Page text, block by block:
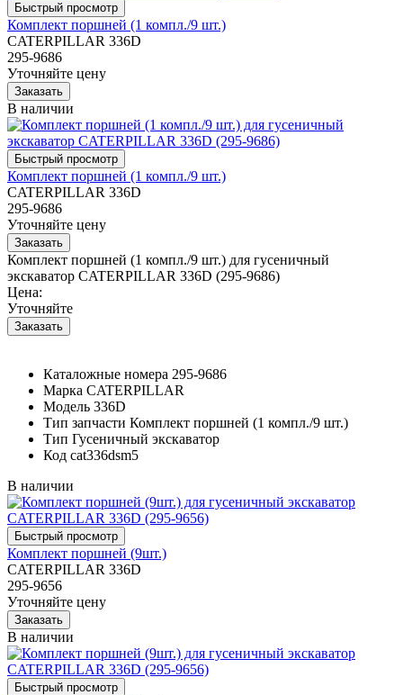
Комплект поршней (1 компл./9 шт.)
CATERPILLAR 336D
295-9686
Уточняйте цену
В наличии
Комплект поршней (1 компл./9 шт.)
CATERPILLAR 336D
295-9686
Уточняйте цену
Комплект поршней (1 компл./9 шт.) для гусеничный
экскаватор CATERPILLAR 336D (295-9686)
Цена:
Уточняйте
Каталожные номера 295-9686
Марка CATERPILLAR
Модель 336D
Тип запчасти Комплект поршней (1 компл./9 шт.)
Тип Гусеничный экскаватор
Код cat336dsm5
В наличии
Комплект поршней (9шт.)
CATERPILLAR 336D
295-9656
Уточняйте цену
В наличии